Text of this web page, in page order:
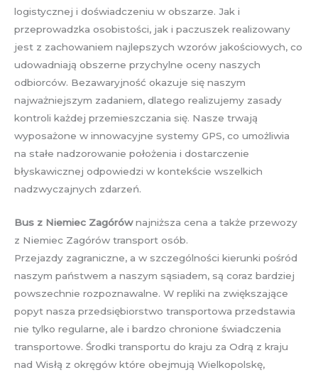
logistycznej i doświadczeniu w obszarze. Jak i
przeprowadzka osobistości, jak i paczuszek realizowany
jest z zachowaniem najlepszych wzorów jakościowych, co
udowadniają obszerne przychylne oceny naszych
odbiorców. Bezawaryjność okazuje się naszym
najważniejszym zadaniem, dlatego realizujemy zasady
kontroli każdej przemieszczania się. Nasze trwają
wyposażone w innowacyjne systemy GPS, co umożliwia
na stałe nadzorowanie położenia i dostarczenie
błyskawicznej odpowiedzi w kontekście wszelkich
nadzwyczajnych zdarzeń.
Bus z Niemiec Zagórównajniższa cena a także przewozy
z Niemiec Zagórów transport osób.
Przejazdy zagraniczne, a w szczególności kierunki pośród
naszym państwem a naszym sąsiadem, są coraz bardziej
powszechnie rozpoznawalne. W repliki na zwiększające
popyt nasza przedsiębiorstwo transportowa przedstawia
nie tylko regularne, ale i bardzo chronione świadczenia
transportowe. Środki transportu do kraju za Odrą z kraju
nad Wisłą z okręgów które obejmują Wielkopolskę,